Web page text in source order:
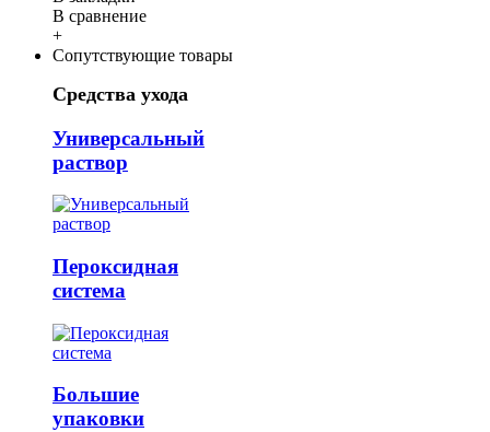
В сравнение
+
Сопутствующие товары
Средства ухода
Универсальный
раствор
Пероксидная
система
Большие
упаковки